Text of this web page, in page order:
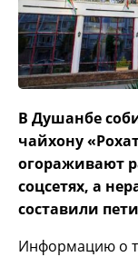
В Душанбе
чайхону
огораживают
соцсетях, а
составили
Информацию о